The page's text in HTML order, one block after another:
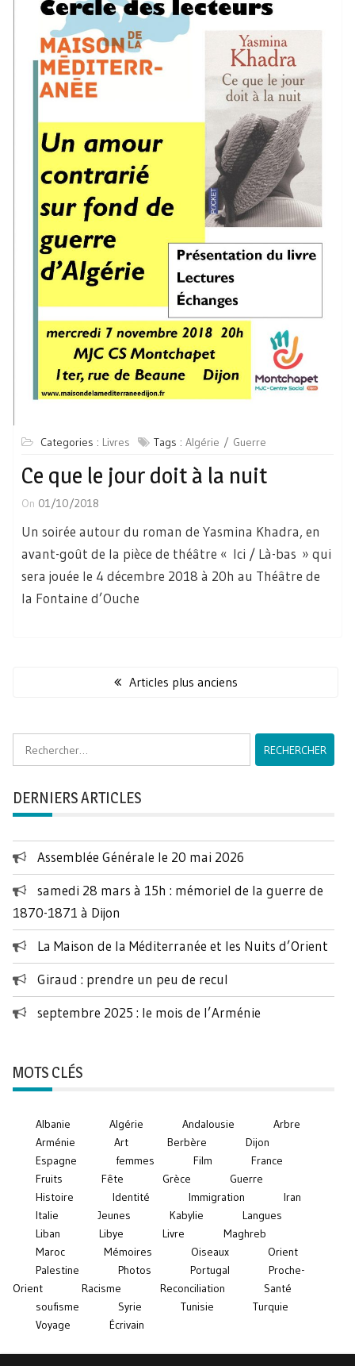
Categories : Livres Tags : Algérie Guerre
Ce que le jour doit à la nuit
On 01/10/2018
Un soirée autour du roman de Yasmina Khadra, en
avant-goût de la pièce de théâtre « Ici / Là-bas » qui
sera jouée le 4 décembre 2018 à 20h au Théâtre de
la Fontaine d’Ouche
Articles plus anciens
DERNIERS ARTICLES
Assemblée Générale le 20 mai 2026
samedi 28 mars à 15h : mémoriel de la guerre de
1870-1871 à Dijon
La Maison de la Méditerranée et les Nuits d’Orient
Giraud : prendre un peu de recul
septembre 2025 : le mois de l’Arménie
MOTS CLÉS
Albanie Algérie Andalousie
Arbre
Arménie
Art Berbère
Dijon
Espagne
femmes Film
France
Fruits
Fête Grèce
Guerre
Histoire
Identité Immigration
Iran
Italie
Jeunes Kabylie
Langues
Liban
Libye Livre
Maghreb
Maroc
Mémoires Oiseaux
Orient
Palestine
Photos Portugal
Proche-
Orient
Racisme Reconciliation
Santé
soufisme
Syrie Tunisie
Turquie
Voyage
Écrivain